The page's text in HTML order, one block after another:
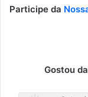
Participe da
Gostou